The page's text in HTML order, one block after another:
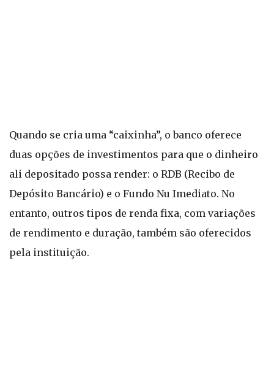
Quando se cria uma “caixinha”, o banco oferece
duas opções de investimentos para que o dinheiro
ali depositado possa render: o RDB (Recibo de
Depósito Bancário) e o Fundo Nu Imediato. No
entanto, outros tipos de renda fixa, com variações
de rendimento e duração, também são oferecidos
pela instituição.